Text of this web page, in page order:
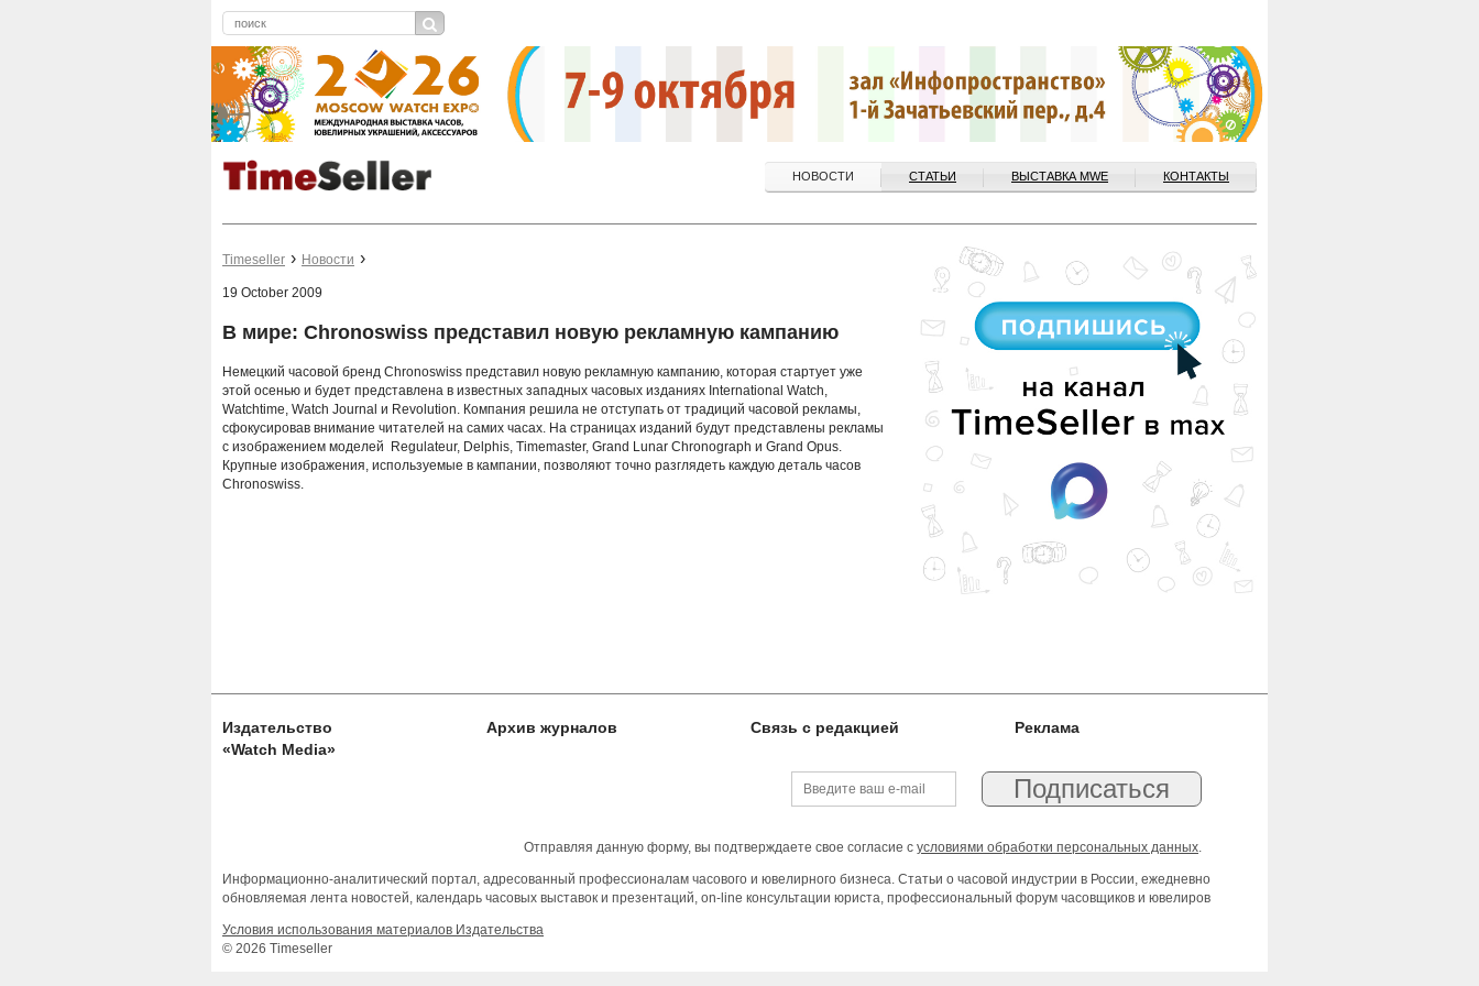
НОВОСТИ СТАТЬИ ВЫСТАВКА MWE КОНТАКТЫ
Timeseller Новости
19 October 2009
В мире: Chronoswiss представил новую рекламную кампанию
Немецкий часовой бренд Chronoswiss представил новую рекламную кампанию, которая стартует уже
этой осенью и будет представлена в известных западных часовых изданиях International Watch,
Watchtime, Watch Journal и Revolution. Компания решила не отступать от традиций часовой рекламы,
сфокусировав внимание читателей на самих часах. На страницах изданий будут представлены рекламы
с изображением моделей Regulateur, Delphis, Timemaster, Grand Lunar Chronograph и Grand Opus.
Крупные изображения, используемые в кампании, позволяют точно разглядеть каждую деталь часов
Chronoswiss.
Издательство
«Watch Media»
Архив журналов Связь с редакцией Реклама
Отправляя данную форму, вы подтверждаете свое согласие с условиями обработки персональных данных.
Информационно-аналитический портал, адресованный профессионалам часового и ювелирного бизнеса. Статьи о часовой индустрии в России, ежедневно
обновляемая лента новостей, календарь часовых выставок и презентаций, on-line консультации юриста, профессиональный форум часовщиков и ювелиров
Условия использования материалов Издательства
© 2026 Timeseller